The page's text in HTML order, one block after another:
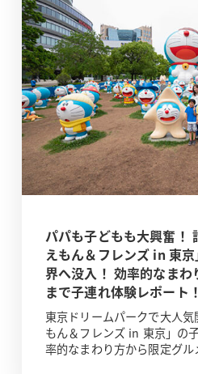
パパも子どもも大興奮！
えもん＆フレンズ in 東
界へ没入！ 効率的なまわ
まで子連れ体験レポート！
東京ドリームパークで大人
もん＆フレンズ in 東京」の
率的なまわり方から限定グル